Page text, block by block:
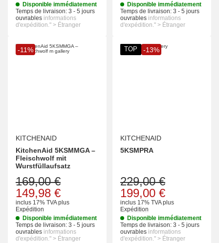
Disponible immédiatement
Temps de livraison: 3 - 5 jours
ouvrables informations
d'expédition." > Étranger
Disponible immédiatement
Temps de livraison: 3 - 5 jours
ouvrables informations
d'expédition." > Étranger
-11%
KITCHENAID
KitchenAid 5KSMMGA –
Fleischwolf mit
Wurstfüllaufsatz
149,98 €
169,00 €
inclus 17% TVAplus
Expédition
Disponible immédiatement
Temps de livraison: 3 - 5 jours
ouvrables informations
d'expédition." > Étranger
TOP -13%
KITCHENAID
5KSMPRA
199,00 €
229,00 €
inclus 17% TVAplus
Expédition
Disponible immédiatement
Temps de livraison: 3 - 5 jours
ouvrables informations
d'expédition." > Étranger